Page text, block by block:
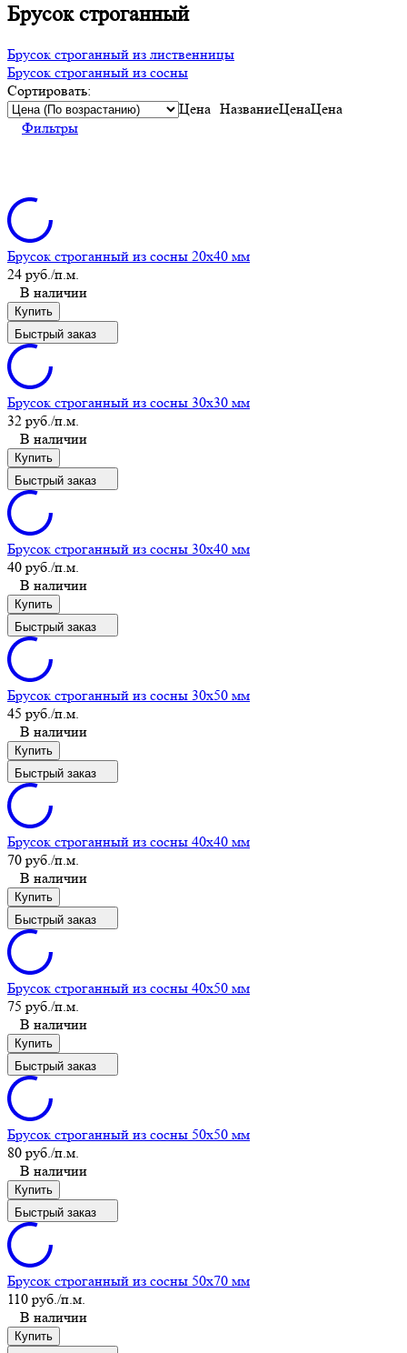
Брусок строганный
Брусок строганный из лиственницы
Брусок строганный из сосны
Сортировать:
Цена НазваниеЦенаЦена
Фильтры
Брусок строганный из сосны 20x40 мм
24 руб./п.м.
В наличии
Купить
Быстрый заказ
Брусок строганный из сосны 30x30 мм
32 руб./п.м.
В наличии
Купить
Быстрый заказ
Брусок строганный из сосны 30x40 мм
40 руб./п.м.
В наличии
Купить
Быстрый заказ
Брусок строганный из сосны 30x50 мм
45 руб./п.м.
В наличии
Купить
Быстрый заказ
Брусок строганный из сосны 40x40 мм
70 руб./п.м.
В наличии
Купить
Быстрый заказ
Брусок строганный из сосны 40x50 мм
75 руб./п.м.
В наличии
Купить
Быстрый заказ
Брусок строганный из сосны 50x50 мм
80 руб./п.м.
В наличии
Купить
Быстрый заказ
Брусок строганный из сосны 50x70 мм
110 руб./п.м.
В наличии
Купить